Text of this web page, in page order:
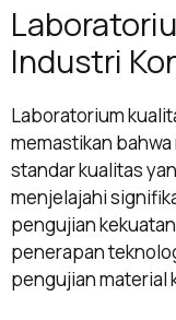
Industri
Laboratorium
memastikan
standar kualitas
menjelajahi
pengujian
penerapan
pengujian material